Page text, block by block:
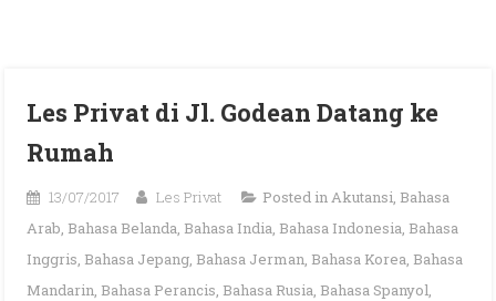
Les Privat di Jl. Godean Datang ke
Rumah
13/07/2017 Les Privat Posted inAkutansi, Bahasa
Arab, Bahasa Belanda, Bahasa India, Bahasa Indonesia, Bahasa
Inggris, Bahasa Jepang, Bahasa Jerman, Bahasa Korea, Bahasa
Mandarin, Bahasa Perancis, Bahasa Rusia, Bahasa Spanyol,